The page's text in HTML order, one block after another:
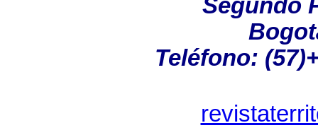
Segundo
Teléfono: